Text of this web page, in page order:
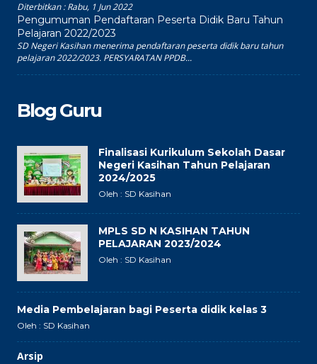
Diterbitkan :Rabu, 1 Jun 2022
Pengumuman Pendaftaran Peserta Didik Baru Tahun
Pelajaran 2022/2023
SD Negeri Kasihan menerima pendaftaran peserta didik baru tahun
pelajaran 2022/2023. PERSYARATAN PPDB...
Blog Guru
Finalisasi Kurikulum Sekolah Dasar
Negeri Kasihan Tahun Pelajaran
2024/2025
Oleh : SD Kasihan
MPLS SD N KASIHAN TAHUN
PELAJARAN 2023/2024
Oleh : SD Kasihan
Media Pembelajaran bagi Peserta didik kelas 3
Oleh : SD Kasihan
Arsip